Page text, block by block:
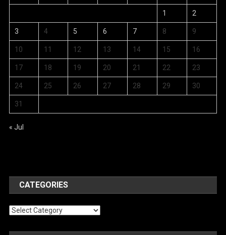
1 2
3 4 5 6 7 8 9
10 11 12 13 14 15 16
17 18 19 20 21 22 23
24 25 26 27 28 29 30
31
« Jul
CATEGORIES
Categories